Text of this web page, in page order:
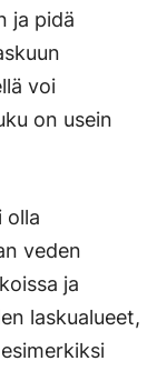
ja pidä
voi
on usein
olla
veden
ja
laskualueet,